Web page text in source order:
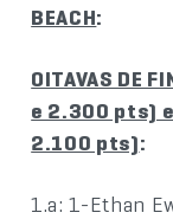
BEACH:
OITAVAS DE
e 2.300 pts)
2.100 pts):
1.a: 1-Ethan